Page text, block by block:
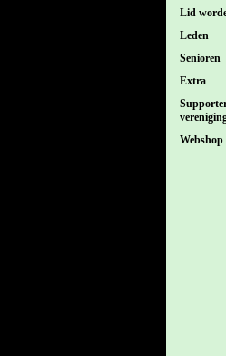
Lid
Leden
Senioren
Extra
Webshop